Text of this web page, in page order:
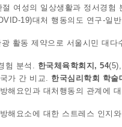
여성의 일상생활과 정서경험
19)대처 행동의도 연구-일
활동 제약으로 서울시민 대다
험 분석. 한국체육학회지, 54
가 간 비교. 한국심리학회 학
해요인과 대처행동의 관계에
해요소에 대한 스트레스 인지